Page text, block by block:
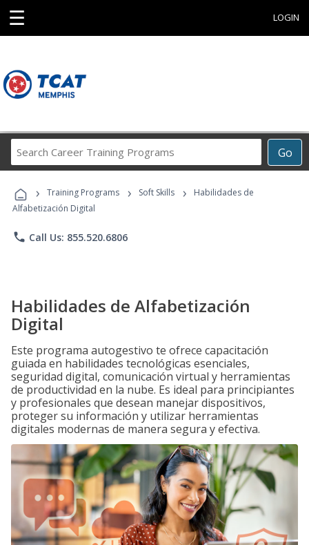
☰ LOGIN
Go
Career
Programs
› Training Programs › Soft Skills ›
Habilidades de
Alfabetización Digital
phone Call Us: 855.520.6806
Habilidades de Alfabetización
Digital
Este programa autogestivo te ofrece capacitación
guiada en habilidades tecnológicas esenciales,
seguridad digital, comunicación virtual y herramientas
de productividad en la nube. Es ideal para principiantes
y profesionales que desean manejar dispositivos,
proteger su información y utilizar herramientas
digitales modernas de manera segura y efectiva.